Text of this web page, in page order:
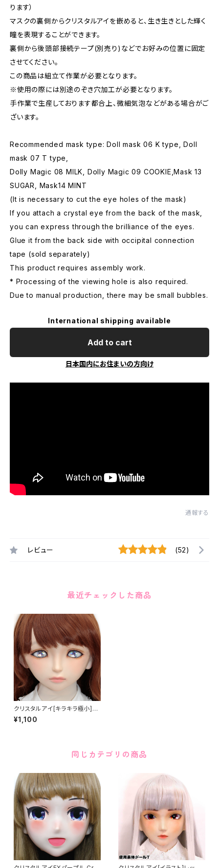
ります）
マスクの裏側からクリスタルアイを嵌めると、生き生きとした輝く
瞳を表現することができます。
裏側から後頭部接続テープ(別売り)などでお好みの位置に固定
させてください。
この商品は組立て作業が必要となります。
※使用の際には別途のぞき穴加工が必要となります。
手作業で生産しております都合上、微細気泡などがある場合がご
ざいます。
Recommended mask type: Doll mask 06 K type, Doll
mask 07 T type,
Dolly Magic 08 MILK, Dolly Magic 09 COOKIE,Mask 13
SUGAR, Mask14 MINT
(It is necessary to cut the eye holes of the mask)
If you attach a crystal eye from the back of the mask,
you can express through the brilliance of the eyes.
Glue it from the back side with occipital connection
tape (sold separately)
This product requires assembly work.
* Processing of the viewing hole is also required.
Due to manual production, there may be small bubbles.
International shipping available
Add to cart
日本国内にお住まいの方向け
通報する
レビュー (52)
最近チェックした商品
クリスタルアイ[キラキラ極小]イ
エロー Crystal Eye[GLLITER
MinimumYellow
¥1,100
同じカテゴリの商品